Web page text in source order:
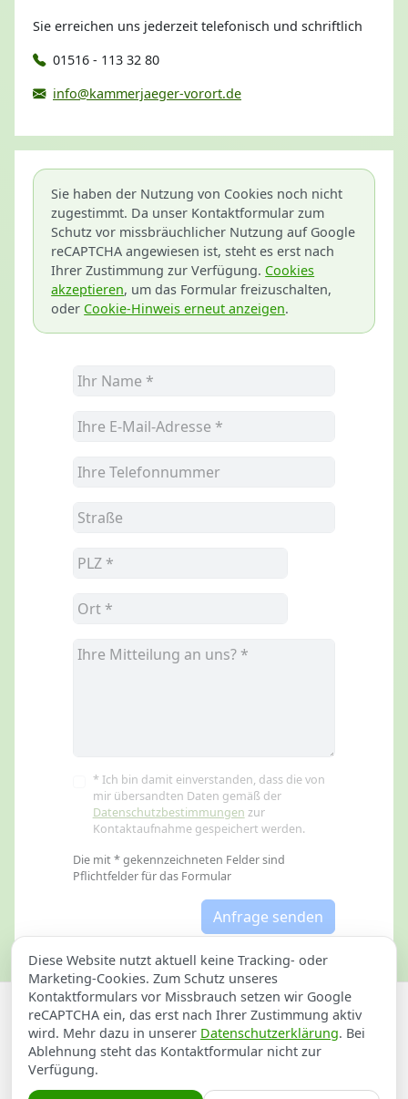
Sie erreichen uns jederzeit telefonisch und schriftlich
01516 - 113 32 80
info@kammerjaeger-vorort.de
Sie haben der Nutzung von Cookies noch nicht
zugestimmt. Da unser Kontaktformular zum
Schutz vor missbräuchlicher Nutzung auf Google
reCAPTCHA angewiesen ist, steht es erst nach
Ihrer Zustimmung zur Verfügung. Cookies
akzeptieren, um das Formular freizuschalten,
oder Cookie-Hinweis erneut anzeigen.
* Ich bin damit einverstanden, dass die von
mir übersandten Daten gemäß der
Datenschutzbestimmungen zur
Kontaktaufnahme gespeichert werden.
Die mit * gekennzeichneten Felder sind
Pflichtfelder für das Formular
Anfrage senden
Datenschutzerklärung Impressum
Rohrbruch Notdienst in Deizisau
Diese Website nutzt aktuell keine Tracking- oder
Marketing-Cookies. Zum Schutz unseres
Kontaktformulars vor Missbrauch setzen wir Google
reCAPTCHA ein, das erst nach Ihrer Zustimmung aktiv
wird. Mehr dazu in unserer Datenschutzerklärung. Bei
Ablehnung steht das Kontaktformular nicht zur
Verfügung.